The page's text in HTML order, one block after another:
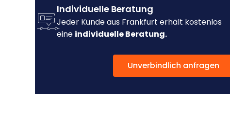
Individuelle Beratung
Jeder Kunde aus Frankfurt erhält kostenlos
eine individuelle Beratung.
Unverbindlich anfragen